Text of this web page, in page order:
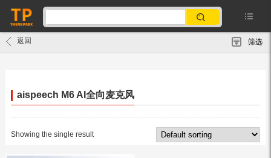
返回 筛选
aispeech M6 AI全向麦克风
Showing the single result